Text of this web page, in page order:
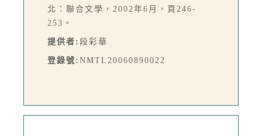
北：聯合文學，2002年6月，頁246-
253。
提供者: 段彩華
登錄號: NMTL20060890022